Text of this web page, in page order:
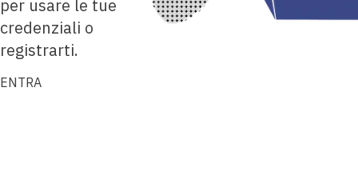
per usare le tue
credenziali o
registrarti.
ENTRA